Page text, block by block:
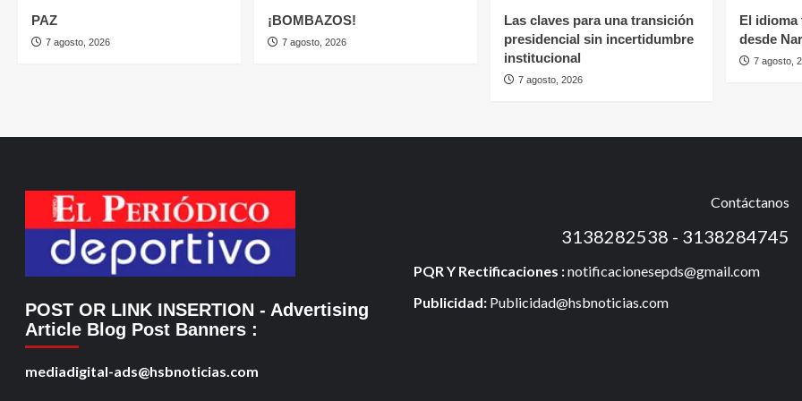
PAZ
7 agosto, 2026
¡BOMBAZOS!
7 agosto, 2026
Las claves para una transición
presidencial sin incertidumbre
institucional
7 agosto, 2026
El idioma
desde
7 agosto,
POST OR LINK INSERTION - Advertising
Article Blog Post Banners :
mediadigital-ads@hsbnoticias.com
Contáctanos
3138282538 - 3138284745
PQR Y Rectificaciones :notificacionesepds@gmail.com
Publicidad: Publicidad@hsbnoticias.com